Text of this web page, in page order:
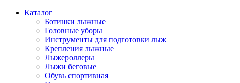
Каталог
Ботинки лыжные
Головные уборы
Инструменты для подготовки лыж
Крепления лыжные
Лыжероллеры
Лыжи беговые
Обувь спортивная